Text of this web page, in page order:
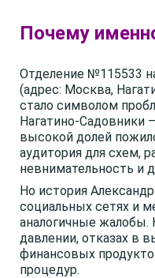
Почему
Отделение №115533
(адрес: Москва,
стало символом
Нагатино-Садовники
высокой долей
аудитория для схем,
невнимательность и
Но история
социальных сетях и
аналогичные
давлении, отказах в
финансовых
процедур.